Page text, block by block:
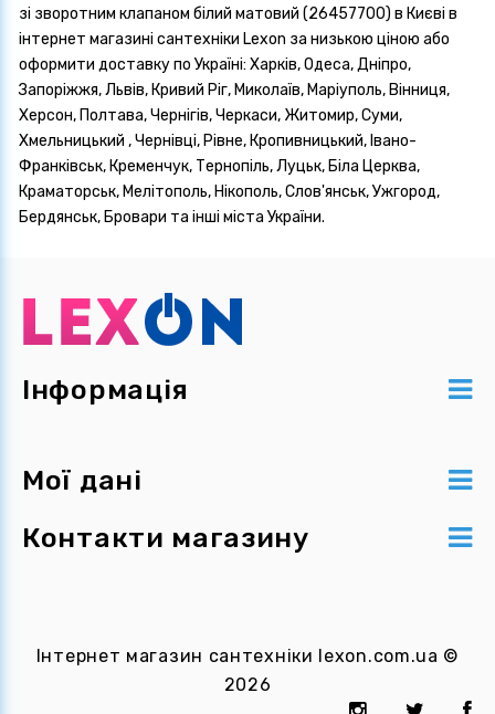
зі зворотним клапаном білий матовий (26457700) в Києві в
інтернет магазині сантехніки Lexon за низькою ціною або
оформити доставку по Україні: Харків, Одеса, Дніпро,
Запоріжжя, Львів, Кривий Ріг, Миколаїв, Маріуполь, Вінниця,
Херсон, Полтава, Чернігів, Черкаси, Житомир, Суми,
Хмельницький , Чернівці, Рівне, Кропивницький, Івано-
Франківськ, Кременчук, Тернопіль, Луцьк, Біла Церква,
Краматорськ, Мелітополь, Нікополь, Слов'янськ, Ужгород,
Бердянськ, Бровари та інші міста України.
Інформація
Мої дані
Контакти магазину
Інтернет магазин сантехніки lexon.com.ua ©
2026